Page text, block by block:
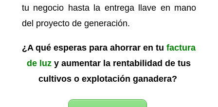
tu negocio hasta la entrega llave en mano
del proyecto de generación.
¿A qué esperas para ahorrar en tufactura
de luz y aumentar la rentabilidad de tus
cultivos o explotación ganadera?